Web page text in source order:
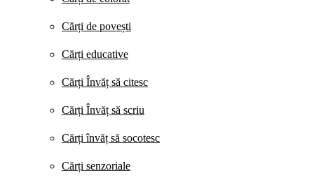
Cărți de povești
Cărți educative
Cărți Învăț să citesc
Cărți Învăț să scriu
Cărți învăț să socotesc
Cărți senzoriale